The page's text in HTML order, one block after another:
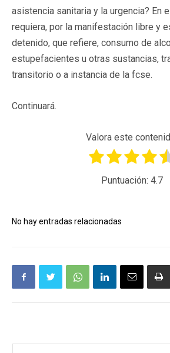
asistencia sanitaria y la urgencia? En
requiera, por la manifestación libre y
detenido, que refiere, consumo de
estupefacientes u otras sustancias,
transitorio o a instancia de la fcse.
Continuará.
Valora este
Puntuación: 4.7
No hay entradas relacionadas